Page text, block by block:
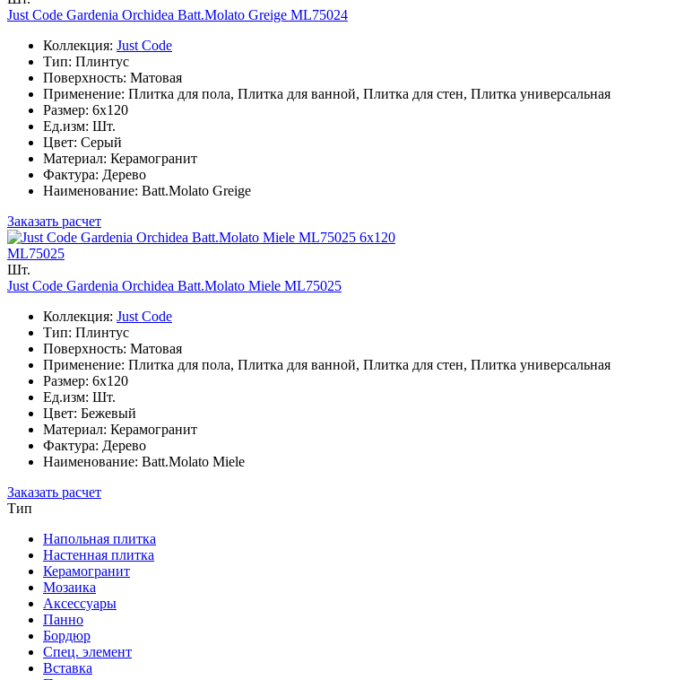
Just Code Gardenia Orchidea Batt.Molato Greige ML75024
Коллекция: Just Code
Тип: Плинтус
Поверхность: Матовая
Применение: Плитка для пола, Плитка для ванной, Плитка для стен, Плитка универсальная
Размер: 6x120
Ед.изм: Шт.
Цвет: Серый
Материал: Керамогранит
Фактура: Дерево
Наименование: Batt.Molato Greige
Заказать расчет
6x120
ML75025
Шт.
Just Code Gardenia Orchidea Batt.Molato Miele ML75025
Коллекция: Just Code
Тип: Плинтус
Поверхность: Матовая
Применение: Плитка для пола, Плитка для ванной, Плитка для стен, Плитка универсальная
Размер: 6x120
Ед.изм: Шт.
Цвет: Бежевый
Материал: Керамогранит
Фактура: Дерево
Наименование: Batt.Molato Miele
Заказать расчет
Тип
Напольная плитка
Настенная плитка
Керамогранит
Мозаика
Аксессуары
Панно
Бордюр
Спец. элемент
Вставка